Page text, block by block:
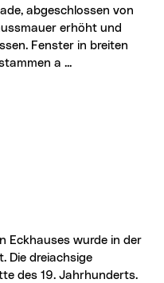
abgeschlossen von
erhöht und
Fenster in breiten
a ...
Gasthaus
Eckhauses wurde in der
Die dreiachsige
des 19. Jahrhunderts.